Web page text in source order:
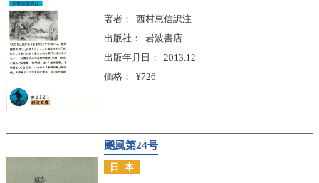
著者
西村恵信訳注
出版社
岩波書店
出版年月日
2013.12
価格
¥726
飇風第24号
日本